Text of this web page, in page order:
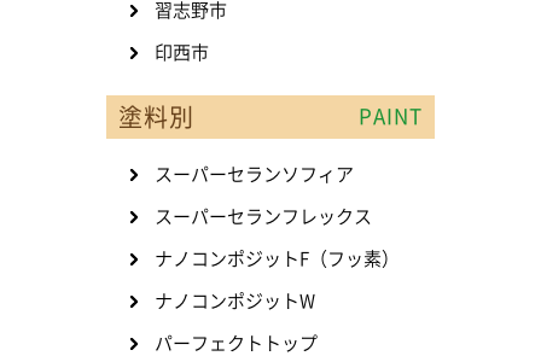
習志野市
印西市
塗料別 PAINT
スーパーセランソフィア
スーパーセランフレックス
ナノコンポジットF（フッ素）
ナノコンポジットW
パーフェクトトップ